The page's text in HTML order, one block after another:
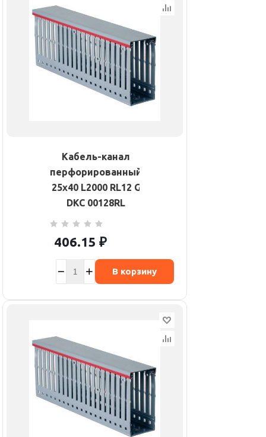
Кабель-канал
перфорированный
25х40 L2000 RL12 G
DKC 00128RL
406.15 ₽
В корзину